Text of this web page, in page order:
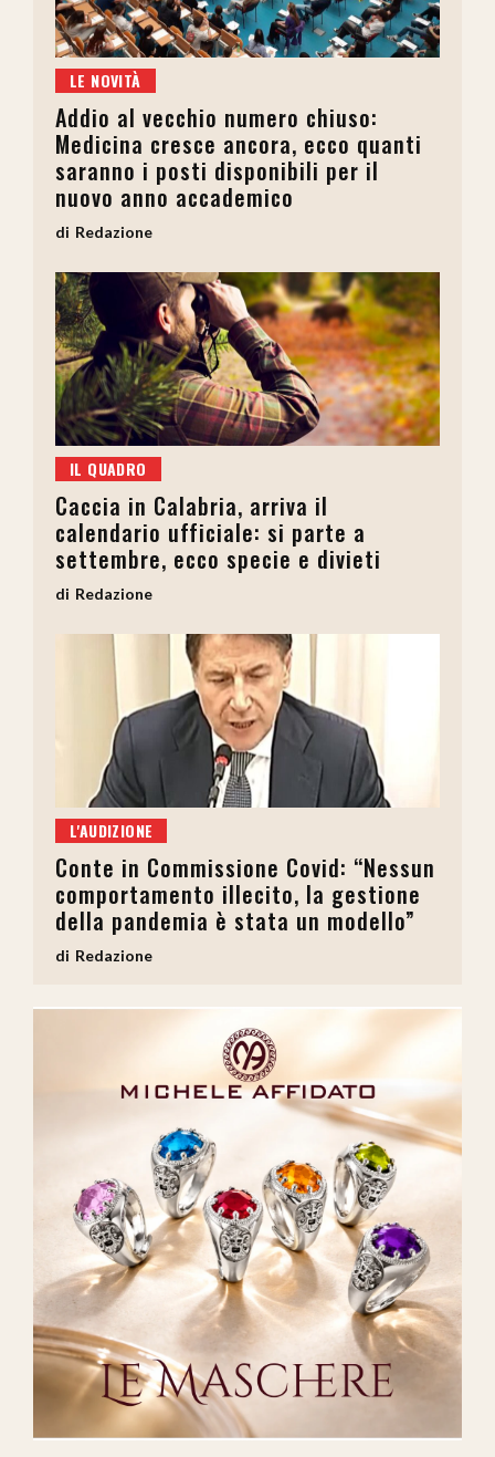
LE NOVITÀ
Addio al vecchio numero chiuso:
Medicina cresce ancora, ecco quanti
saranno i posti disponibili per il
nuovo anno accademico
Redazione
IL QUADRO
Caccia in Calabria, arriva il
calendario ufficiale: si parte a
settembre, ecco specie e divieti
Redazione
L'AUDIZIONE
Conte in Commissione Covid: “Nessun
comportamento illecito, la gestione
della pandemia è stata un modello”
Redazione